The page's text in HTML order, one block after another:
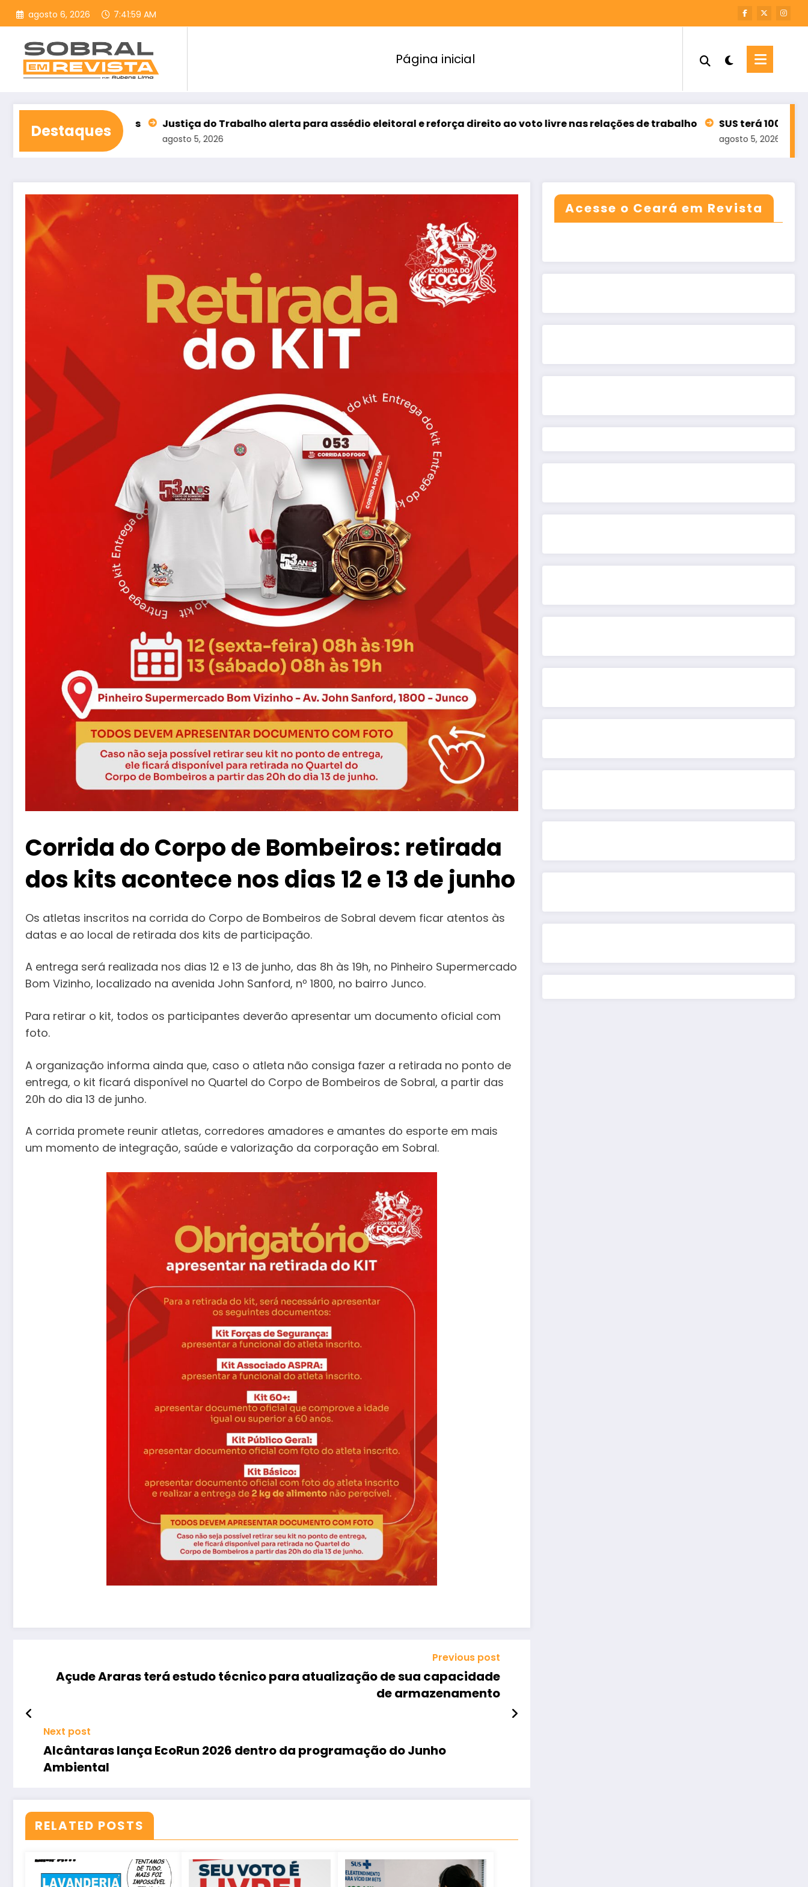
Pular
para
conteúdo
agosto 6, 2026 7:42:00 AM
Página inicial
Destaques
rejeitadas Justiça do Trabalho alerta para assédio eleitoral e reforça direito ao voto livre nas relações de trabalho
agosto 5, 2026
SUS terá 100 mil
Corrida do Corpo de Bombeiros: retirada
dos kits acontece nos dias 12 e 13 de junho
Os atletas inscritos na corrida do Corpo de Bombeiros de Sobral devem ficar atentos às
datas e ao local de retirada dos kits de participação.
A entrega será realizada nos dias 12 e 13 de junho, das 8h às 19h, no Pinheiro Supermercado
Bom Vizinho, localizado na avenida John Sanford, nº 1800, no bairro Junco.
Para retirar o kit, todos os participantes deverão apresentar um documento oficial com
foto.
A organização informa ainda que, caso o atleta não consiga fazer a retirada no ponto de
entrega, o kit ficará disponível no Quartel do Corpo de Bombeiros de Sobral, a partir das
20h do dia 13 de junho.
A corrida promete reunir atletas, corredores amadores e amantes do esporte em mais
um momento de integração, saúde e valorização da corporação em Sobral.
Previous post
Açude Araras terá estudo técnico para atualização de sua capacidade
de armazenamento
Next post
Alcântaras lança EcoRun 2026 dentro da programação do Junho
Ambiental
RELATED POSTS
Acesse o Ceará em Revista